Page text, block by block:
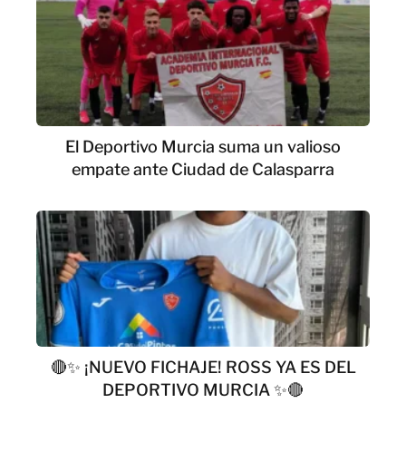
El Deportivo Murcia suma un valioso
empate ante Ciudad de Calasparra
🔴✨ ¡NUEVO FICHAJE! ROSS YA ES DEL
DEPORTIVO MURCIA ✨🔴